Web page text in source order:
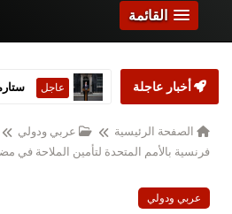
القائمة
أخبار عاجلة عاجل
الصفحة الرئيسية عربي ودولي
فرنسية بالأمم المتحدة لتأمين الملاحة في
عربي ودولي